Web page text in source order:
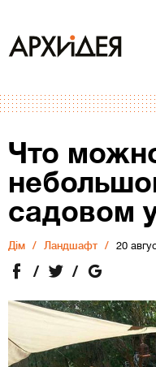
Что
садовом
Дiм Ландшафт 20